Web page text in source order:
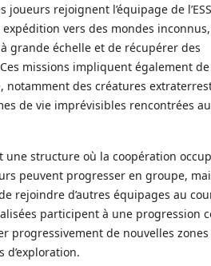
joueurs rejoignent l’équipage de
vers des mondes
grande échelle et de récupérer des
missions impliquent également
notamment des créatures
de vie imprévisibles rencontrées
une structure où la coopération
peuvent progresser en groupe,
rejoindre d’autres équipages au
participent à une progression
progressivement de nouvelles
d’exploration.